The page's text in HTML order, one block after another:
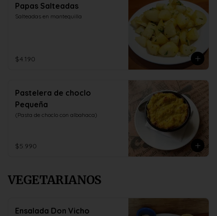
Papas Salteadas
Salteadas en mantequilla
$4.190
Pastelera de choclo
Pequeña
(Pasta de choclo con albahaca)
$5.990
VEGETARIANOS
Ensalada Don Vicho